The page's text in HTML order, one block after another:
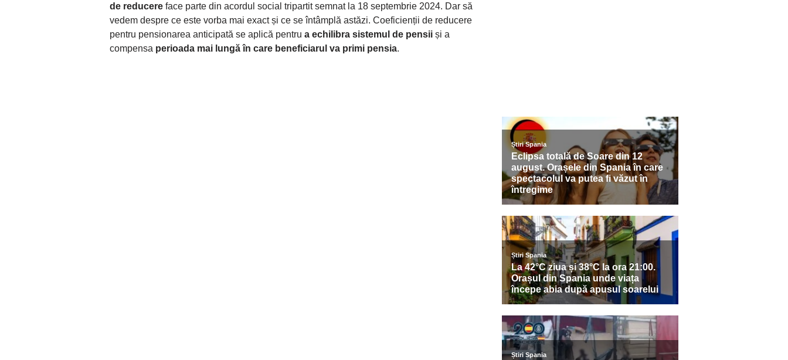
de reducere face parte din acordul social tripartit semnat la 18 septembrie 2024. Dar să
vedem despre ce este vorba mai exact și ce se întâmplă astăzi. Coeficienții de reducere
pentru pensionarea anticipată se aplică pentru a echilibra sistemul de pensii și a
compensa perioada mai lungă în care beneficiarul va primi pensia.